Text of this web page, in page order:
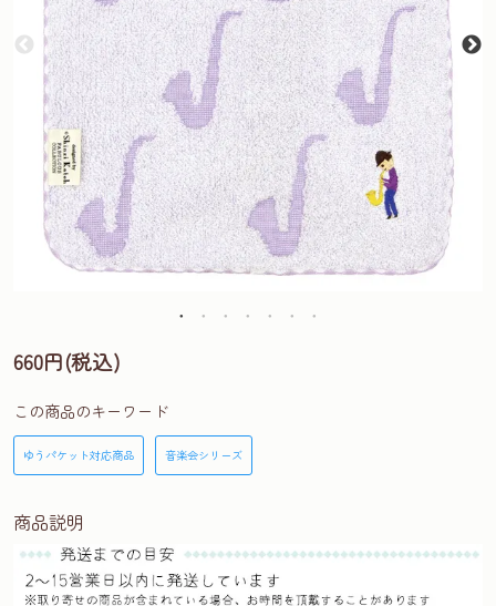
660円(税込)
この商品のキーワード
ゆうパケット対応商品 音楽会シリーズ
商品説明